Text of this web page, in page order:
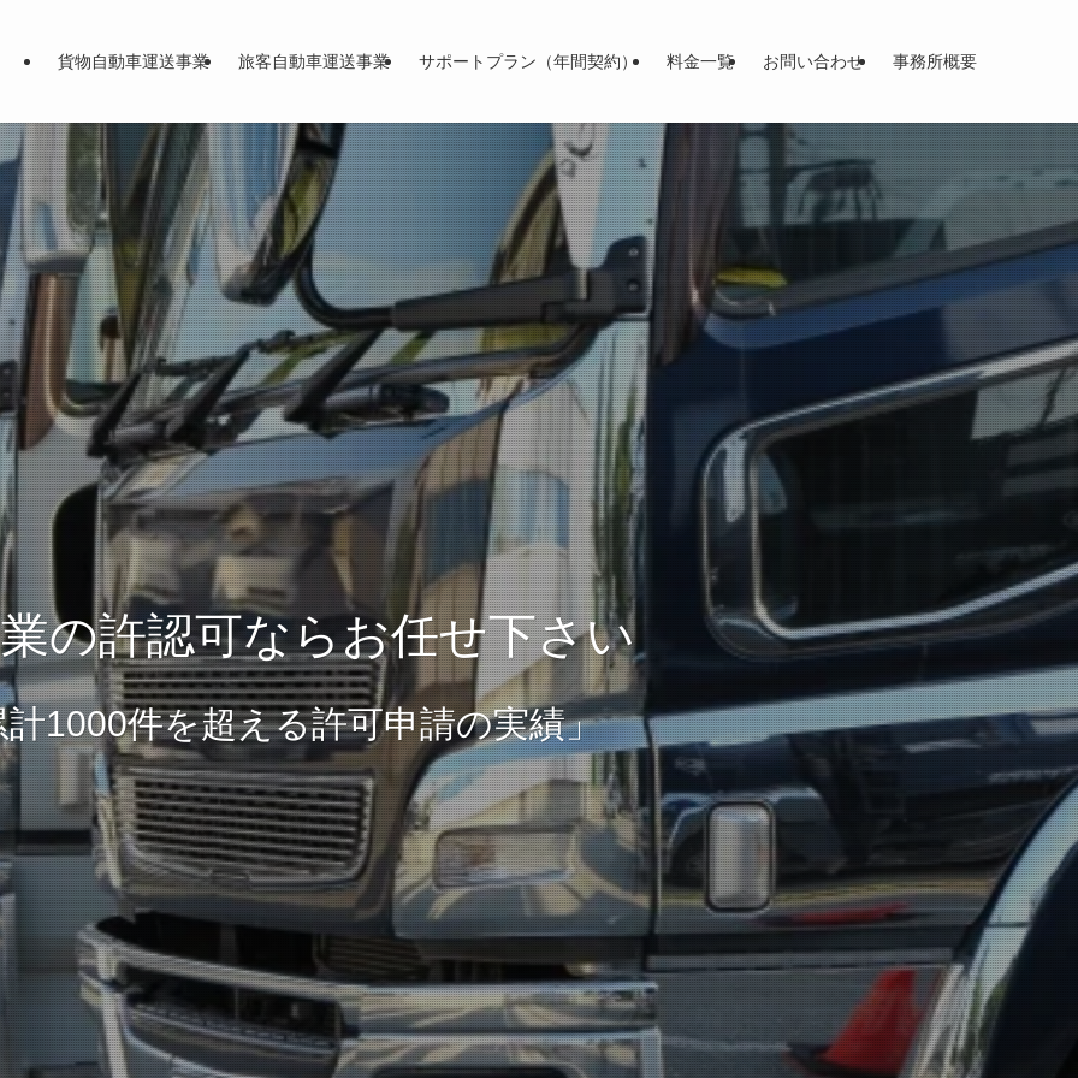
貨物自動車運送事業 旅客自動車運送事業 サポートプラン（年間契約） 料金一覧 お問い合わせ 事務所概要
の許認可ならお任せ下さい
計1000件を超える許可申請の実績」